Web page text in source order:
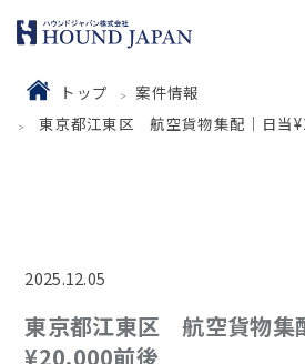
トップ
案件情報
東京都江東区 航空貨物集配｜日当
2025.12.05
東京都江東区 航空貨物集
¥20,000前後